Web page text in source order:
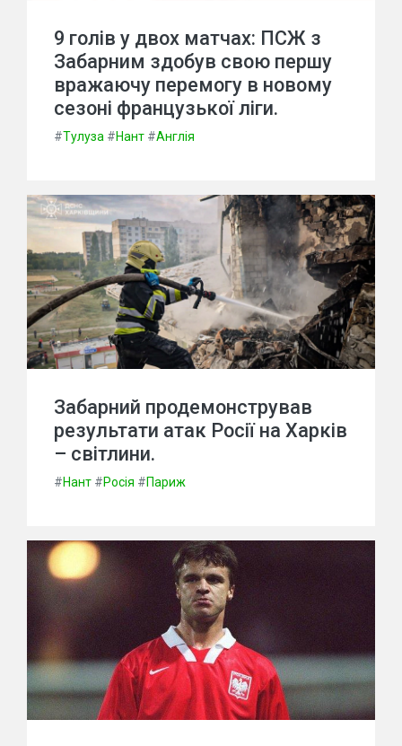
9 голів у двох матчах: ПСЖ з
Забарним здобув свою першу
вражаючу перемогу в новому
сезоні французької ліги.
#Тулуза #Нант #Англія
Забарний продемонстрував
результати атак Росії на Харків
– світлини.
#Нант #Росія #Париж